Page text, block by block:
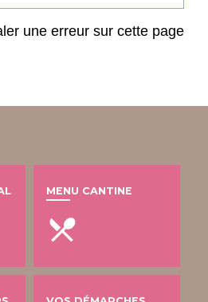
une erreur sur cette page
MENU CANTINE
local_dining